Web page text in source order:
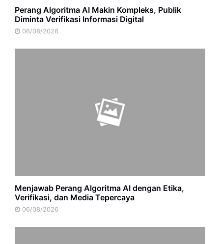
Perang Algoritma AI Makin Kompleks, Publik
Diminta Verifikasi Informasi Digital
06/08/2026
Menjawab Perang Algoritma AI dengan Etika,
Verifikasi, dan Media Tepercaya
06/08/2026